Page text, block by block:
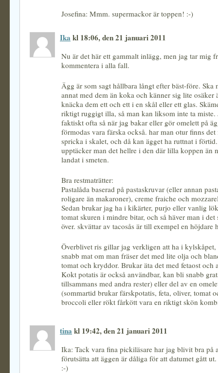
Josefina: Mmm. supermackor är toppen! :-)
Ika kl 18:06, den 21 januari 2011
Nu är det här ett gammalt inlägg, men jag tar mig
kommentera i alla fall.
Ägg är som sagt hållbara långt efter bäst-före. Ska
annat med dem än koka och känner sig lite osäker
knäcka dem ett och ett i en skål eller ett glas.
riktigt ruggigt illa, så man kan liksom inte ta miste.
faktiskt ofta så när jag bakar eller gör omelett på
förmodas vara färska också. har man otur finns
spricka i skalet, och då kan ägget ha ruttnat i
upptäcker man det hellre i den där lilla koppen än
landat i smeten.
Bra restmaträtter:
Pastalåda baserad på pastaskruvar (eller annan
roligare än makaroner), creme fraiche och
Sedan brukar jag ha i kikärter, purjo eller vanlig
tomat skuren i mindre bitar, och så häver man i
över. skvättar av tacosås är till exempel en höjdare
Överblivet ris gillar jag verkligen att ha i kylskåpet,
snabb mat om man fräser det med lite olja och
tomat och kryddor. Brukar äta det med fetaost och
Kokt potatis är också användbar, kan bli snabb
tillsammans med andra rester) eller del av en
(sommartid brukar färskpotatis, feta, oliver, tomat
broccoli eller rökt fårkött vara en riktigt skön
tina kl 19:42, den 21 januari 2011
Ika: Tack vara fina pickiläsare har jag blivit bra på
förutsätta att äggen är dåliga för att datumet gått
:-)